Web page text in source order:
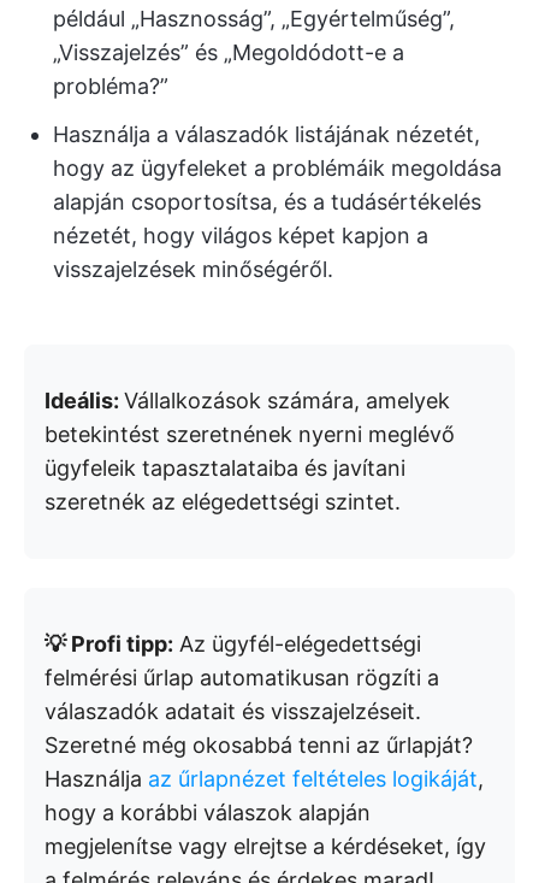
például „Hasznosság”, „Egyértelműség”,
„Visszajelzés” és „Megoldódott-e a
probléma?”
Használja a válaszadók listájának nézetét,
hogy az ügyfeleket a problémáik megoldása
alapján csoportosítsa, és a tudásértékelés
nézetét, hogy világos képet kapjon a
visszajelzések minőségéről.
Ideális: Vállalkozások számára, amelyek
betekintést szeretnének nyerni meglévő
ügyfeleik tapasztalataiba és javítani
szeretnék az elégedettségi szintet.
💡 Profi tipp: Az ügyfél-elégedettségi
felmérési űrlap automatikusan rögzíti a
válaszadók adatait és visszajelzéseit.
Szeretné még okosabbá tenni az űrlapját?
Használja az űrlapnézet feltételes logikáját,
hogy a korábbi válaszok alapján
megjelenítse vagy elrejtse a kérdéseket, így